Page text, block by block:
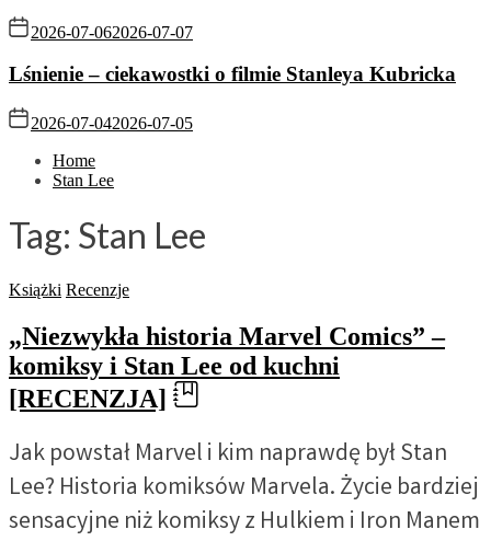
2026-07-062026-07-07
Lśnienie – ciekawostki o filmie Stanleya Kubricka
2026-07-042026-07-05
Home
Stan Lee
Tag: Stan Lee
Książki Recenzje
„Niezwykła historia Marvel Comics” –
komiksy i Stan Lee od kuchni
[RECENZJA]
Jak powstał Marvel i kim naprawdę był Stan
Lee? Historia komiksów Marvela. Życie bardziej
sensacyjne niż komiksy z Hulkiem i Iron Manem